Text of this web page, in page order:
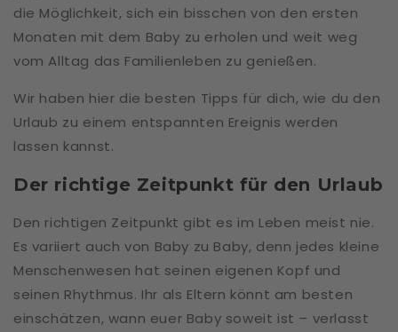
die Möglichkeit, sich ein bisschen von den ersten
Monaten mit dem Baby zu erholen und weit weg
vom Alltag das Familienleben zu genießen.
Wir haben hier die besten Tipps für dich, wie du den
Urlaub zu einem entspannten Ereignis werden
lassen kannst.
Der richtige Zeitpunkt für den Urlaub
Den richtigen Zeitpunkt gibt es im Leben meist nie.
Es variiert auch von Baby zu Baby, denn jedes kleine
Menschenwesen hat seinen eigenen Kopf und
seinen Rhythmus. Ihr als Eltern könnt am besten
einschätzen, wann euer Baby soweit ist – verlasst